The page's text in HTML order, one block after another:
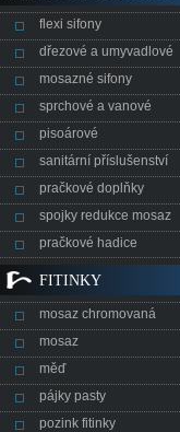
flexi sifony
dřezové a umyvadlové
mosazné sifony
sprchové a vanové
pisoárové
sanitární příslušenství
pračkové doplňky
spojky redukce mosaz
pračkové hadice
FITINKY
mosaz chromovaná
mosaz
měď
pájky pasty
pozink fitinky